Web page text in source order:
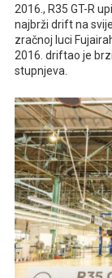
2016., R35 GT-R
najbrži drift na
zračnoj luci
2016. driftao je
stupnjeva.